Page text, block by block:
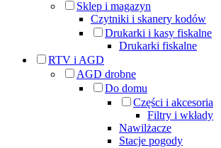
Sklep i magazyn
Czytniki i skanery kodów
Drukarki i kasy fiskalne
Drukarki fiskalne
RTV i AGD
AGD drobne
Do domu
Części i akcesoria
Filtry i wkłady
Nawilżacze
Stacje pogody